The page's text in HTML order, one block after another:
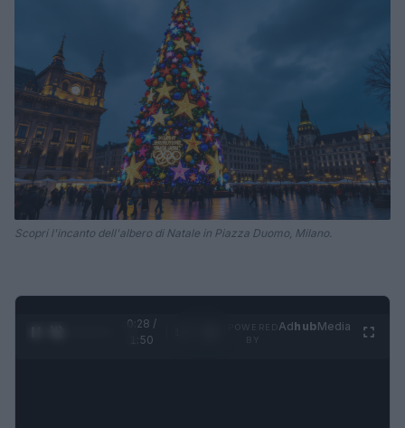
Scopri l'incanto dell'albero di Natale in Piazza Duomo, Milano.
0:28 /
1:50
AdhubMedia